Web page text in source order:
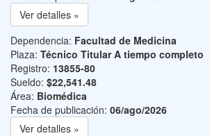
Ver detalles »
Dependencia: Facultad de Medicina
Plaza: Técnico Titular A tiempo completo
Registro: 13855-80
Sueldo: $22,541.48
Área: Biomédica
Fecha de publicación: 06/ago/2026
Ver detalles »